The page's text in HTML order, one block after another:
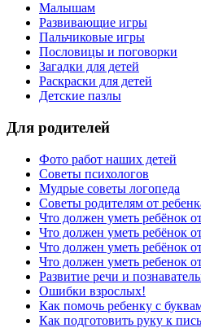
Малышам
Развивающие игры
Пальчиковые игры
Пословицы и поговорки
Загадки для детей
Раскраски для детей
Детские пазлы
Для родителей
Фото работ наших детей
Советы психологов
Мудрые советы логопеда
Советы родителям от
Что должен уметь ребёнок
Что должен уметь ребёнок
Что должен уметь ребёнок
Что должен уметь ребенок
Развитие речи и
Ошибки взрослых!
Как помочь ребенку с
Как подготовить руку к